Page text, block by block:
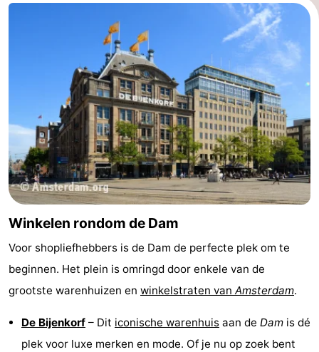
Winkelen rondom de Dam
Voor shopliefhebbers is de Dam de perfecte plek om te
beginnen. Het plein is omringd door enkele van de
grootste warenhuizen en winkelstraten van Amsterdam.
De Bijenkorf – Dit iconische warenhuis aan de Dam is dé
plek voor luxe merken en mode. Of je nu op zoek bent